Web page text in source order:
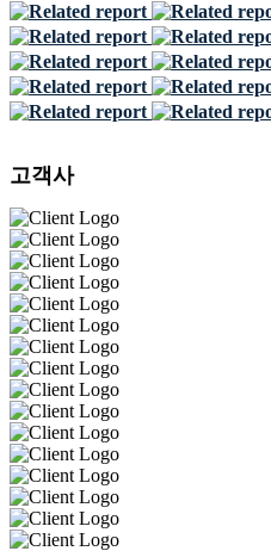
고객사